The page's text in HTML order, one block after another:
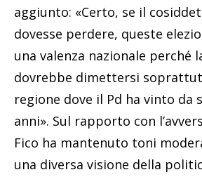
aggiunto: «Certo, se il
dovesse perdere, queste
una valenza nazionale perché
dovrebbe dimettersi
regione dove il Pd ha vinto da
anni». Sul rapporto con
Fico ha mantenuto toni
una diversa visione della